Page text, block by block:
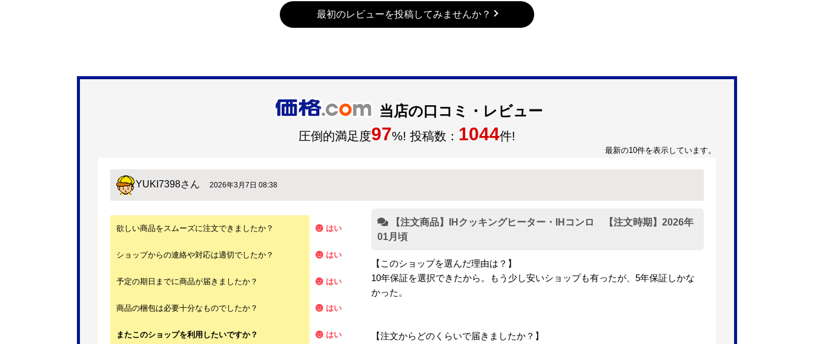
最初のレビューを投稿してみませんか？
当店の口コミ・レビュー
圧倒的満足度97%! 投稿数： 1044件!
最新の10件を表示しています。
YUKI7398さん 2026年3月7日 08:38
欲しい商品をスムーズに注文できましたか？ はい
ショップからの連絡や対応は適切でしたか？ はい
予定の期日までに商品が届きましたか？ はい
商品の梱包は必要十分なものでしたか？ はい
またこのショップを利用したいですか？ はい
【注文商品】IHクッキングヒーター・IHコンロ 【注文時期】2026年
01月頃
【このショップを選んだ理由は？】
10年保証を選択できたから。もう少し安いショップも有ったが、5年保証しかな
かった。
【注文からどのくらいで届きましたか？】